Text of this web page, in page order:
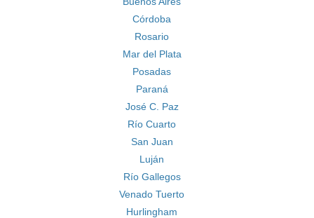
Córdoba
Rosario
Mar del Plata
Posadas
Paraná
José C. Paz
Río Cuarto
San Juan
Luján
Río Gallegos
Venado Tuerto
Hurlingham